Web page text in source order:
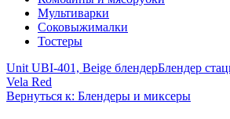
Мультиварки
Соковыжималки
Тостеры
Unit UBI-401, Beige блендерБлендер
Vela Red
Вернуться к: Блендеры и миксеры